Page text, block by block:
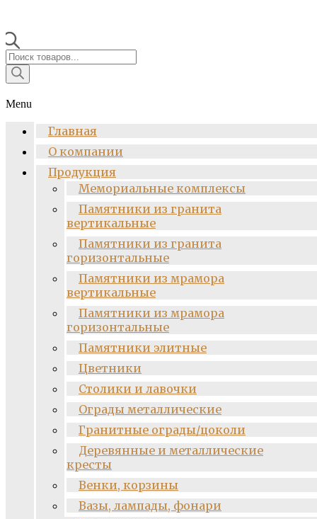
Поиск
товаров
Menu
Главная
О компании
Продукция
Мемориальные комплексы
Памятники из гранита
вертикальные
Памятники из гранита
горизонтальные
Памятники из мрамора
вертикальные
Памятники из мрамора
горизонтальные
Памятники элитные
Цветники
Столики и лавочки
Ограды металлические
Гранитные ограды/цоколи
Деревянные и металлические
кресты
Венки, корзины
Вазы, лампады, фонари